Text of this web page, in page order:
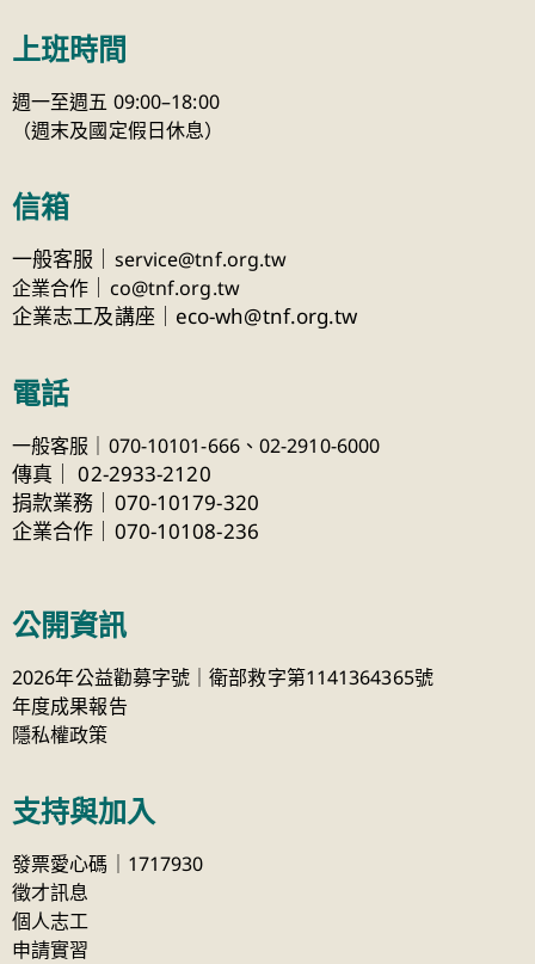
上班時間
週一至週五 09:00–18:00
（週末及國定假日休息）
信箱
一般客服｜ service@tnf.org.tw
企業合作
co@tnf.org.tw
企業志工及講座｜eco-wh@tnf.org.tw
電話
一般客服｜070-10101-666、 02-2910-6000
傳真
02-2933-2120
捐款業務｜070-10179-320
企業合作｜070-10108-236
公開資訊
2026年公益勸募字號｜衛部救字第1141364365號
年度成果報告
隱私權政策
支持與加入
發票愛心碼｜1717930
徵才訊息
個人志工
申請實習